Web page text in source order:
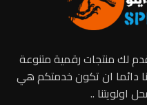
لك منتجات رقمية متنوعة
دائما ان تكون خدمتكم هي
اولويتنا ..